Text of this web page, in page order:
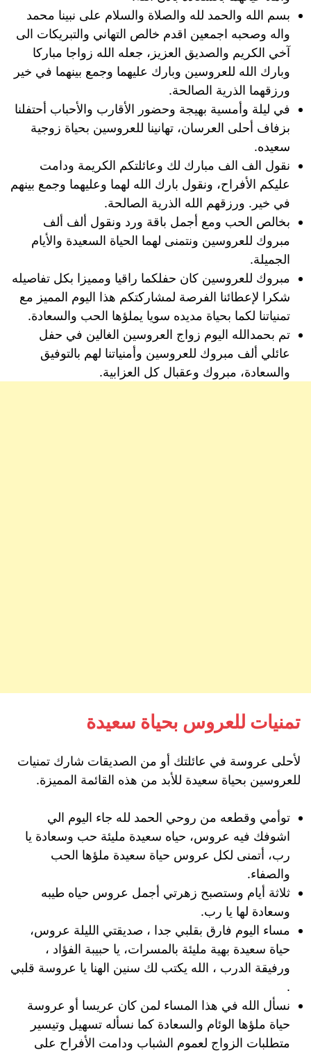
بسم الله والحمد لله والصلاة والسلام على نبينا محمد
واله وصحبه اجمعين اقدم خالص التهاني والتبريكات الى
آخي الكريم والصديق العزيز، جعله الله زواجا مباركا
وبارك الله للعروسين وبارك عليهما وجمع بينهما في خير
ورزقهما الذرية الصالحة.
في ليلة وأمسية بهيجة وحضور الأقارب والأحباب أحتفلنا
بزفاف أحلى العرسان، تهانينا للعروسين بحياة زوجية
سعيده.
نقول الف الف مبارك لك وعائلتكم الكريمة ودامت
عليكم الأفراح، ونقول بارك الله لهما وعليهما وجمع بينهم
في خير. ورزقهم الله الذرية الصالحة.
بخالص الحب ومع أجمل باقة ورد ونقول ألف ألف
مبروك للعروسين ونتمنى لهما الحياة السعيدة والأيام
الجميلة.
مبروك للعروسين كان حفلكما راقيا ومميزا بكل تفاصيله
شكرا لإعطائنا الفرصة لمشاركتكم هذا اليوم المميز مع
تمنياتنا لكما بحياة مديده سويا يملؤها الحب والسعادة.
تم بحمدالله اليوم زواج العروسين الغالين في حفل
عائلي ألف مبروك للعروسين وأمنياتنا لهم بالتوفيق
والسعادة، مبروك وعقبال كل العزابية.
تمنيات للعروس بحياة سعيدة
لأحلى عروسة في عائلتك أو من الصديقات شارك تمنيات
للعروسين بحياة سعيدة للأبد من هذه القائمة المميزة.
توأمي وقطعه من روحي الحمد لله جاء اليوم الي
اشوفك فيه عروس، حياه سعيدة مليئة حب وسعادة يا
رب، أتمنى لكل عروس حياة سعيدة ملؤها الحب
والصفاء.
ثلاثة أيام وستصبح زهرتي أجمل عروس حياه طيبه
وسعادة لها يا رب.
مساء اليوم فارق بقلبي جدا ، صديقتي الليلة عروس،
حياة سعيدة بهية مليئة بالمسرات، يا حبيبة الفؤاد ،
ورفيقة الدرب ، الله يكتب لك سنين الهنا يا عروسة قلبي
.
نسأل الله في هذا المساء لمن كان عريسا أو عروسة
حياة ملؤها الوئام والسعادة كما نسأله تسهيل وتيسير
متطلبات الزواج لعموم الشباب ودامت الأفراح على